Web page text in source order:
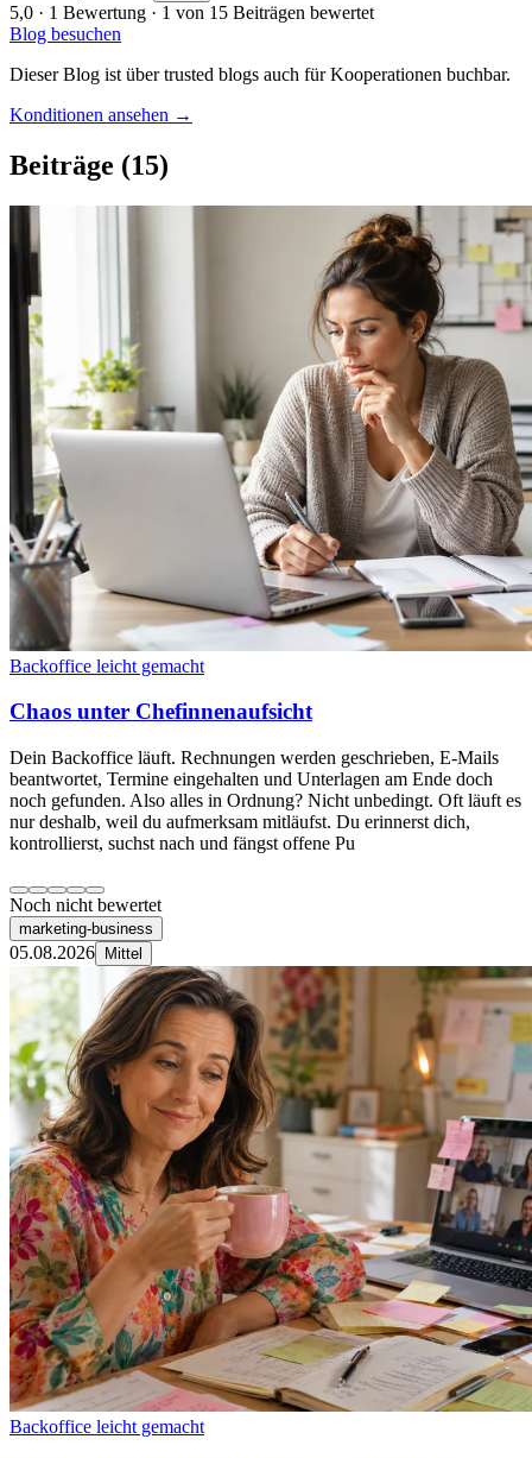
5,0 · 1 Bewertung · 1 von 15 Beiträgen bewertet
Blog besuchen
Dieser Blog ist über trusted blogs auch für Kooperationen buchbar.
Konditionen ansehen →
Beiträge (15)
Backoffice leicht gemacht
Chaos unter Chefinnenaufsicht
Dein Backoffice läuft. Rechnungen werden geschrieben, E-Mails
beantwortet, Termine eingehalten und Unterlagen am Ende doch
noch gefunden. Also alles in Ordnung? Nicht unbedingt. Oft läuft es
nur deshalb, weil du aufmerksam mitläufst. Du erinnerst dich,
kontrollierst, suchst nach und fängst offene Pu
Noch nicht bewertet
marketing-business
05.08.2026 Mittel
Backoffice leicht gemacht